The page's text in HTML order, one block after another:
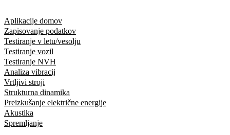
Aplikacije domov
Zapisovanje podatkov
Testiranje v letu/vesolju
Testiranje vozil
Testiranje NVH
Analiza vibracij
Vrtljivi stroji
Strukturna dinamika
Preizkušanje električne energije
Akustika
Spremljanje